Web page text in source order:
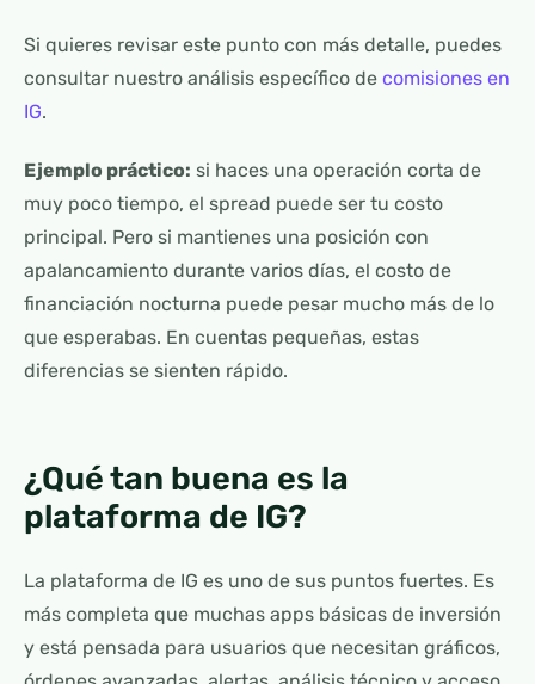
Si quieres revisar este punto con más detalle, puedes
consultar nuestro análisis específico de comisiones en
IG.
Ejemplo práctico: si haces una operación corta de
muy poco tiempo, el spread puede ser tu costo
principal. Pero si mantienes una posición con
apalancamiento durante varios días, el costo de
financiación nocturna puede pesar mucho más de lo
que esperabas. En cuentas pequeñas, estas
diferencias se sienten rápido.
¿Qué tan buena es la
plataforma de IG?
La plataforma de IG es uno de sus puntos fuertes. Es
más completa que muchas apps básicas de inversión
y está pensada para usuarios que necesitan gráficos,